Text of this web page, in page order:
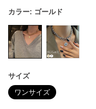
カラー: ゴールド
サイズ
ワンサイズ